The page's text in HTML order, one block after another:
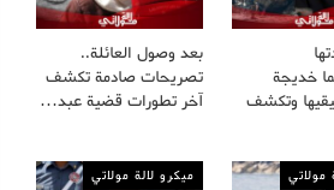
خديجة
وتكشف
بعد وصول العائلة..
تصريحات صادمة تكشف
آخر تطورات قضية عبد…
مولاتي ميكرو لالة مولاتي